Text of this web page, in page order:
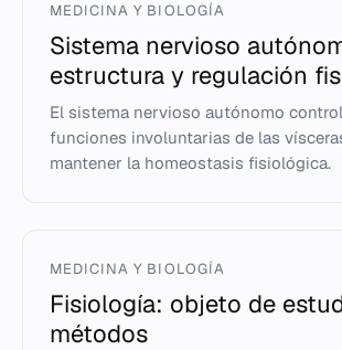
MEDICINA Y BIOLOGÍA
Sistema nervioso
estructura y regulación
El sistema nervioso autónomo
funciones involuntarias de las
mantener la homeostasis fisiológica.
MEDICINA Y BIOLOGÍA
Fisiología: objeto de
métodos